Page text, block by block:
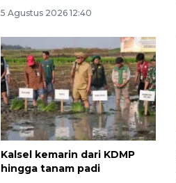
5 Agustus 2026 12:40
Kalsel kemarin dari KDMP
hingga tanam padi